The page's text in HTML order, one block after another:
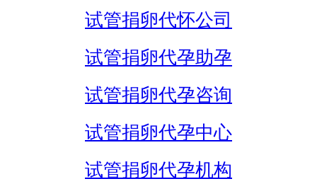
试管捐卵代怀公司
试管捐卵代孕助孕
试管捐卵代孕咨询
试管捐卵代孕中心
试管捐卵代孕机构